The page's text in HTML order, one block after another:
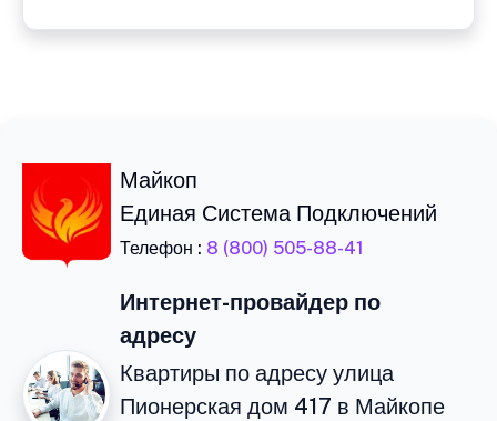
Майкоп
Единая Система Подключений
Телефон : 8 (800) 505-88-41
Интернет-провайдер по
адресу
Квартиры по адресу улица
Пионерская дом 417 в Майкопе